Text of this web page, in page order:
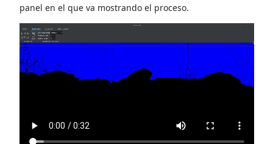
panel en el que va mostrando el proceso.